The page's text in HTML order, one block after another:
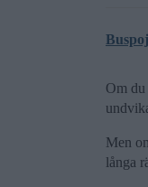
Om
Men
långa